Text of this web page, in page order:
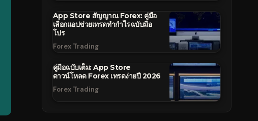
App Store สัญญาณ Forex: คู่มือ
เลือกแอปช่วยเทรดทำกำไรฉบับมือ
โปร
Forex Trading
คู่มือฉบับเต็ม: App Store
ดาวน์โหลด Forex เทรดง่ายปี 2026
Forex Trading